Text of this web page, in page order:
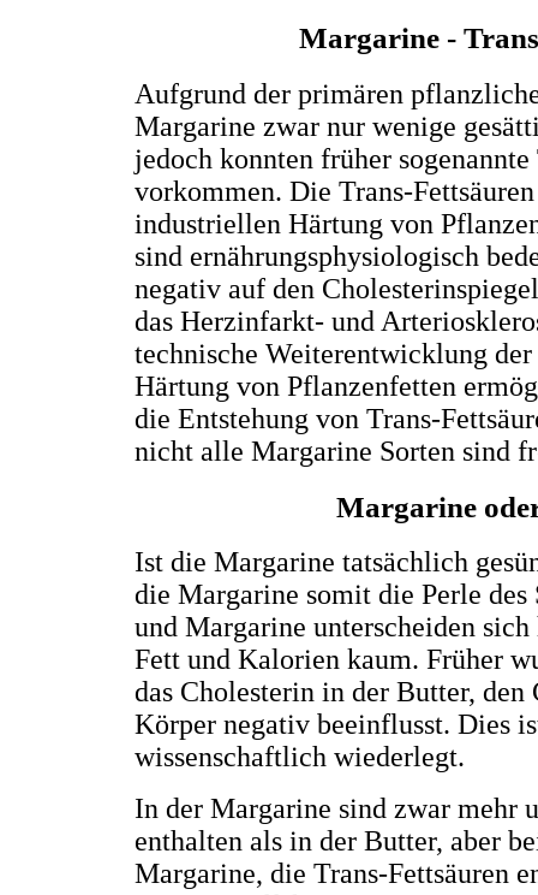
Margarine -
Aufgrund der primären
Margarine zwar nur wenige
jedoch konnten früher sogenannte
vorkommen. Die Trans-
industriellen Härtung von
sind ernährungsphysiologisch
negativ auf den
das Herzinfarkt- und
technische Weiterentwicklung
Härtung von Pflanzenfetten
die Entstehung von Trans-
nicht alle Margarine Sorten sind
Margarine
Ist die Margarine tatsächlich
die Margarine somit die Perle
und Margarine unterscheiden
Fett und Kalorien kaum. Früher
das Cholesterin in der Butter,
Körper negativ beeinflusst. Dies
wissenschaftlich wiederlegt.
In der Margarine sind zwar mehr
enthalten als in der Butter, aber
Margarine, die Trans-Fettsäuren